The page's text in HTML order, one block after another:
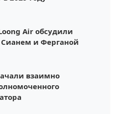
Air обсудили
и Ферганой
взаимно